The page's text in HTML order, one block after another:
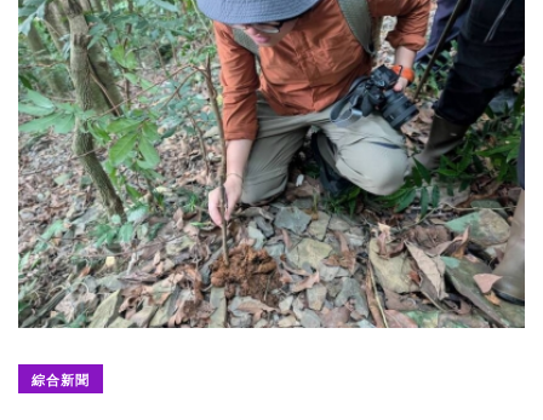
綜合新聞